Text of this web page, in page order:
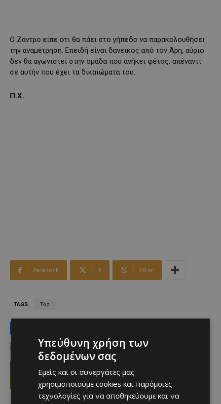
Ο Ζάντρο είπε ότι θα πάει στο γήπεδο να παρακολουθήσει
την αναμέτρηση. Επειδή είναι δανεικός από τον Άρη, αύριο
δεν θα αγωνιστεί στην ομάδα που ανήκει φέτος, απέναντι
σε αυτήν που έχει τα δικαιώματα του.
Π.Χ.
Facebook X Viber
TAGS Top
Αθλητικά - Επικαιρότητα
Παραμένει ο Ενρίκες – Παίρνει και
Afentiko - 06/08/2026
Υπεύθυνη χρήση των
δεδομένων σας
Εμείς και οι συνεργάτες μας
χρησιμοποιούμε cookies και παρόμοιες
τεχνολογίες για να αποθηκεύουμε και να